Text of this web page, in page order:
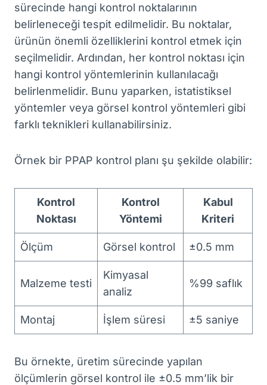
sürecinde hangi kontrol noktalarının
belirleneceği tespit edilmelidir. Bu noktalar,
ürünün önemli özelliklerini kontrol etmek için
seçilmelidir. Ardından, her kontrol noktası için
hangi kontrol yöntemlerinin kullanılacağı
belirlenmelidir. Bunu yaparken, istatistiksel
yöntemler veya görsel kontrol yöntemleri gibi
farklı teknikleri kullanabilirsiniz.
Örnek bir PPAP kontrol planı şu şekilde olabilir:
Kontrol
Noktası
Kontrol
Yöntemi
Kabul
Kriteri
Ölçüm Görsel kontrol ±0.5 mm
Malzeme testi
Kimyasal
analiz
%99 saflık
Montaj İşlem süresi ±5 saniye
Bu örnekte, üretim sürecinde yapılan
ölçümlerin görsel kontrol ile ±0.5 mm’lik bir